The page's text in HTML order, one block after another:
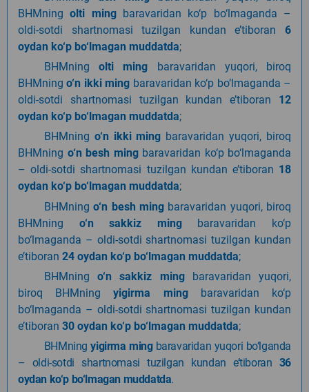
BHMningolti mingbaravaridan ko‘p bo‘lmaganda –
oldi-sotdi shartnomasi tuzilgan kundan e’tiboran 6
oydan ko‘p bo‘lmagan muddatda;
BHMningolti ming baravaridan yuqori, biroq
BHMningo‘n ikki ming baravaridan ko‘p bo‘lmaganda –
oldi-sotdi shartnomasi tuzilgan kundan e’tiboran 12
oydan ko‘p bo‘lmagan muddatda;
BHMning o‘n ikki ming baravaridan yuqori, biroq
BHMning o‘n besh mingbaravaridan ko‘p bo‘lmaganda
– oldi-sotdi shartnomasi tuzilgan kundan e’tiboran 18
oydan ko‘p bo‘lmagan muddatda;
BHMningo‘n besh mingbaravaridan yuqori, biroq
BHMning o‘n sakkiz mingbaravaridan ko‘p
bo‘lmaganda – oldi-sotdi shartnomasi tuzilgan kundan
e’tiboran 24 oydan ko‘p bo‘lmagan muddatda;
BHMningo‘n sakkiz mingbaravaridan yuqori,
biroq BHMningyigirma mingbaravaridan ko‘p
bo‘lmaganda – oldi-sotdi shartnomasi tuzilgan kundan
e’tiboran 30 oydan ko‘p bo‘lmagan muddatda;
BHMningyigirma mingbaravaridan yuqori bo‘lganda
– oldi-sotdi shartnomasi tuzilgan kundan e’tiboran 36
oydan ko‘p bo‘lmagan muddatda.